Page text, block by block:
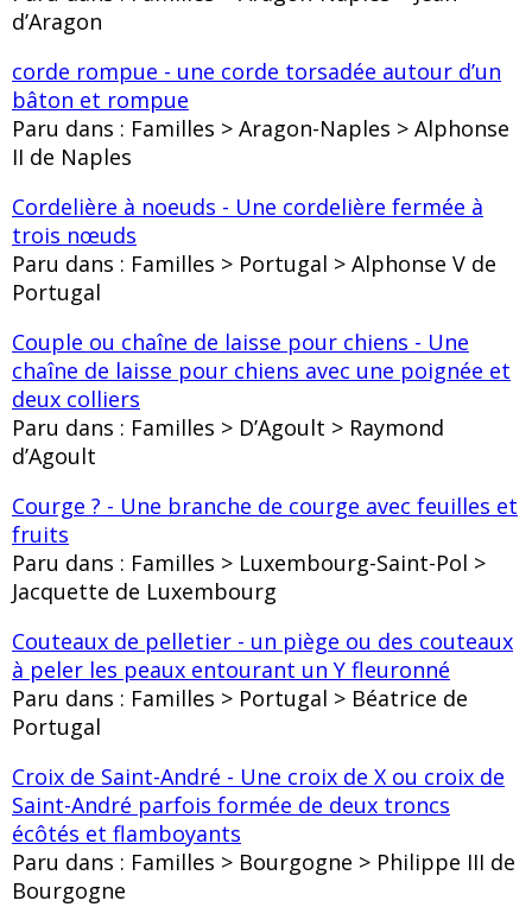
d’Aragon
corde rompue - une corde torsadée autour d’un
bâton et rompue
Paru dans : Familles > Aragon-Naples > Alphonse
II de Naples
Cordelière à noeuds - Une cordelière fermée à
trois nœuds
Paru dans : Familles > Portugal > Alphonse V de
Portugal
Couple ou chaîne de laisse pour chiens - Une
chaîne de laisse pour chiens avec une poignée et
deux colliers
Paru dans : Familles > D’Agoult > Raymond
d’Agoult
Courge ? - Une branche de courge avec feuilles et
fruits
Paru dans : Familles > Luxembourg-Saint-Pol >
Jacquette de Luxembourg
Couteaux de pelletier - un piège ou des couteaux
à peler les peaux entourant un Y fleuronné
Paru dans : Familles > Portugal > Béatrice de
Portugal
Croix de Saint-André - Une croix de X ou croix de
Saint-André parfois formée de deux troncs
écôtés et flamboyants
Paru dans : Familles > Bourgogne > Philippe III de
Bourgogne